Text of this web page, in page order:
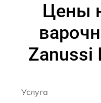
Цены
Zanussi
Услуга